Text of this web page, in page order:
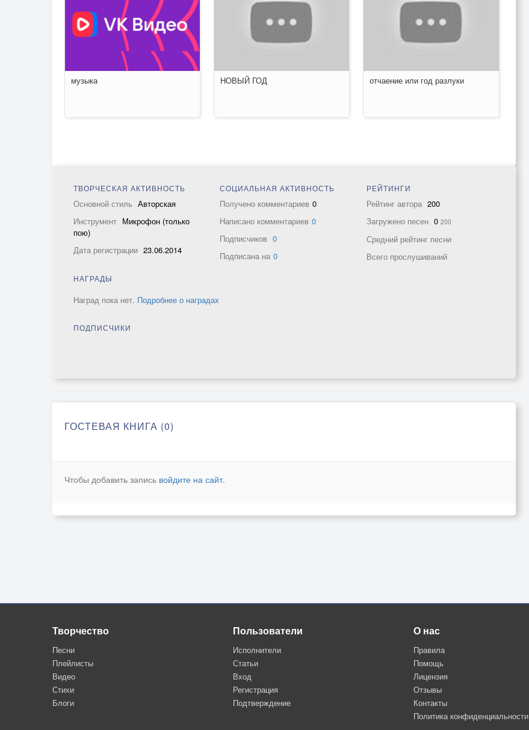
музыка НОВЫЙ ГОД отчаение или год разлуки
ТВОРЧЕСКАЯ АКТИВНОСТЬ
Основной стиль Авторская
Инструмент Микрофон (только
пою)
Дата регистрации 23.06.2014
СОЦИАЛЬНАЯ АКТИВНОСТЬ
Получено комментариев 0
Написано комментариев 0
Подписчиков 0
Подписана на 0
РЕЙТИНГИ
Рейтинг автора 200
Загружено песен 0 200
Средний рейтинг песни
Всего прослушиваний
НАГРАДЫ
Наград пока нет. Подробнее о наградах
ПОДПИСЧИКИ
ГОСТЕВАЯ КНИГА (0)
Чтобы добавить запись войдите на сайт.
Творчество
Песни
Плейлисты
Видео
Стихи
Блоги
Пользователи
Исполнители
Статьи
Вход
Регистрация
Подтверждение
О нас
Правила
Помощь
Лицензия
Отзывы
Контакты
Политика конфиденциальности